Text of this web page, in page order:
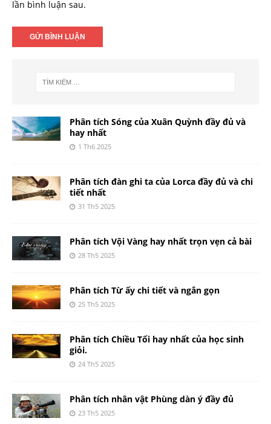
lần bình luận sau.
Phân tích Sóng của Xuân Quỳnh đầy đủ và
hay nhất
1 Th6 2025
Phân tích đàn ghi ta của Lorca đầy đủ và chi
tiết nhất
31 Th5 2025
Phân tích Vội Vàng hay nhất trọn vẹn cả bài
28 Th5 2025
Phân tích Từ ấy chi tiết và ngắn gọn
25 Th5 2025
Phân tích Chiều Tối hay nhất của học sinh
giỏi.
24 Th5 2025
Phân tích nhân vật Phùng dàn ý đầy đủ
23 Th5 2025